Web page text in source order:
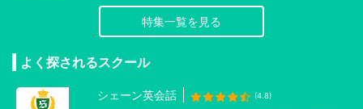
特集一覧を見る
よく探されるスクール
シェーン英会話 (4.8)